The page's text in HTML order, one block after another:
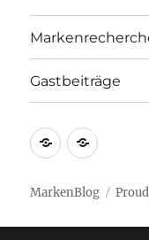
Gastbeiträge
MarkenBlog